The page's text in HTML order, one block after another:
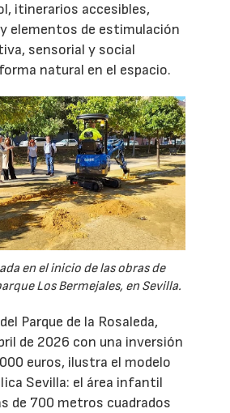
itinerarios accesibles,
elementos de estimulación
sensorial y social
natural en el espacio.
en el inicio de las obras de
Los Bermejales, en Sevilla.
Parque de la Rosaleda,
de 2026 con una inversión
euros, ilustra el modelo
Sevilla: el área infantil
de 700 metros cuadrados